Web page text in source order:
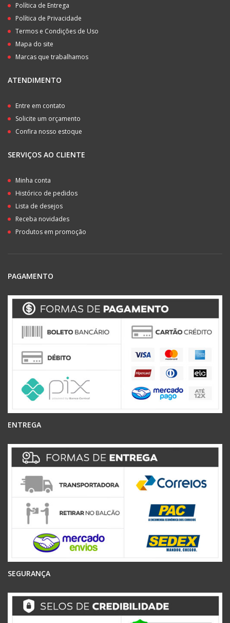
Política de Entrega
Política de Privacidade
Termos e Condições de Uso
Mapa do site
Marcas que trabalhamos
ATENDIMENTO
Entre em contato
Solicite um orçamento
Confira nosso estoque
SERVIÇOS AO CLIENTE
Minha conta
Histórico de pedidos
Lista de desejos
Receba novidades
Produtos em promoção
PAGAMENTO
ENTREGA
SEGURANÇA